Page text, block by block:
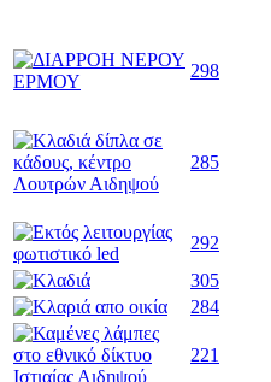
298
285
292
305
284
221